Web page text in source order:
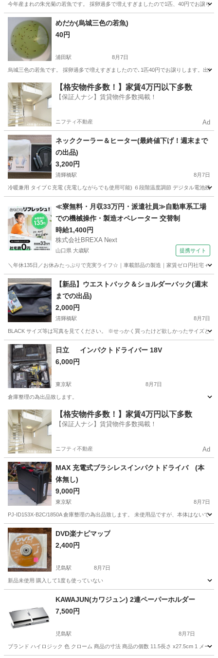
今年産まれの朱光菊の若魚です。 採卵過多で増えすぎましたので1匹、40円でお譲り
岡山 倉敷市 浦田駅 その他 めだか
めだか(烏城三色の若魚)
40円
浦田駅 8月7日
烏城三色の若魚です。 採卵過多で増えすぎましたので､1匹40円でお譲りします。出
岡山 倉敷市 浦田駅 その他 烏城
【格安物件多数！】家賃4万円以下多数
【保証人ナシ】賃貸物件多数掲載！
ニフティ不動産 Ad
ネッククーラー＆ヒーター(最終値下げ！週末まで
の出品)
3,200円
清輝橋駅 8月7日
冷暖兼用 タイプＣ充電 (充電しながらでも使用可能) ６段階温度調節 デジタル電池残
清輝橋駅 その他
≪寮無料・月収33万円・派遣社員≫自動車系工場
での機械操作・製造オペレーター 交替制
時給1,400円
株式会社BREXA Next
山口県 大歳駅 提携サイト
＼年休135日／お休みたっぷりで充実ライフ☆｜車載部品の製造｜家賃ゼロ円社宅＋
山口 山口市 大歳駅
【新品】ウエストバック＆ショルダーバック(週末
までの出品)
2,000円
清輝橋駅 8月7日
BLACK サイズ等は写真を見てください。 ※せっかく買ったけど欲しかったサイズと違
岡山 岡山市 清輝橋駅 その他 ショルダーバック
日立 インパクトドライバー 18V
6,000円
東京駅 8月7日
倉庫整理の為出品致します。
岡山 倉敷市 東京駅 その他 18V
【格安物件多数！】家賃4万円以下多数
【保証人ナシ】賃貸物件多数掲載！
ニフティ不動産 Ad
MAX 充電式ブラシレスインパクトドライバ (本
体無し)
9,000円
東京駅 8月7日
PJ-ID153X-B2C/1850A 倉庫整理の為出品致します。 未使用品ですが、本体はないです
岡山 倉敷市 東京駅 その他
DVD楽ナビマップ
2,400円
児島駅 8月7日
新品未使用 購入して1度も使っていない
その他
KAWAJUN(カワジュン) 2連ペーパーホルダー
7,500円
児島駅 8月7日
ブランド ハイロジック 色 クローム 商品の寸法 商品の個数 11.5長さ x27.5cm 1 メー